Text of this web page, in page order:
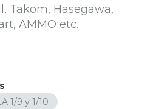
Takom, Hasegawa,
AMMO etc.
1/9 y 1/10